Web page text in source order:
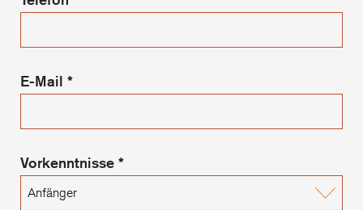
E-Mail *
Vorkenntnisse *